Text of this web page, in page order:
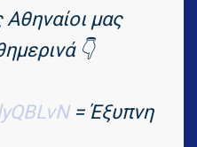
Αθηναίοι μας
👇
= Έξυπνη